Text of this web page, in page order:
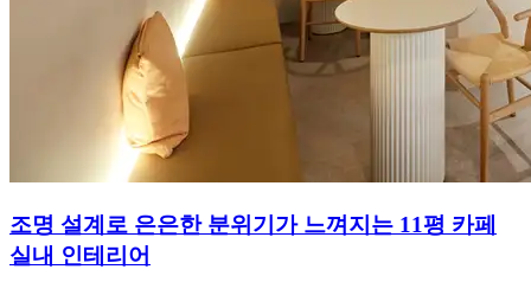
조명 설계로 은은한 분위기가 느껴지는 11평 카페
실내 인테리어